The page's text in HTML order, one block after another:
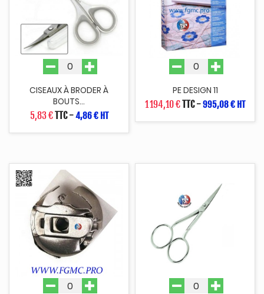
CISEAUX À BRODER À
BOUTS...
5,83 €TTC-4,86 € HT
PE DESIGN 11
1 194,10 €TTC-995,08 € HT